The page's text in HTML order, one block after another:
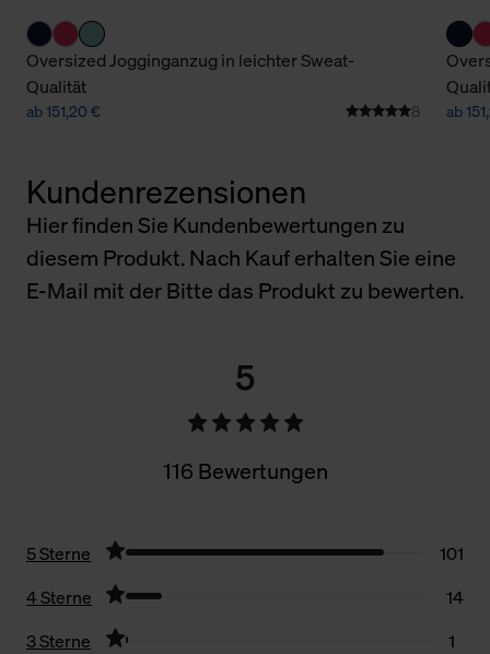
Oversized Jogginganzug in leichter Sweat-
Qualität
ab 151,20 € 8 ab
Kundenrezensionen
Hier finden Sie Kundenbewertungen zu
diesem Produkt. Nach Kauf erhalten Sie eine
E-Mail mit der Bitte das Produkt zu bewerten.
5
116 Bewertungen
5 Sterne
101
4 Sterne
14
3 Sterne
1